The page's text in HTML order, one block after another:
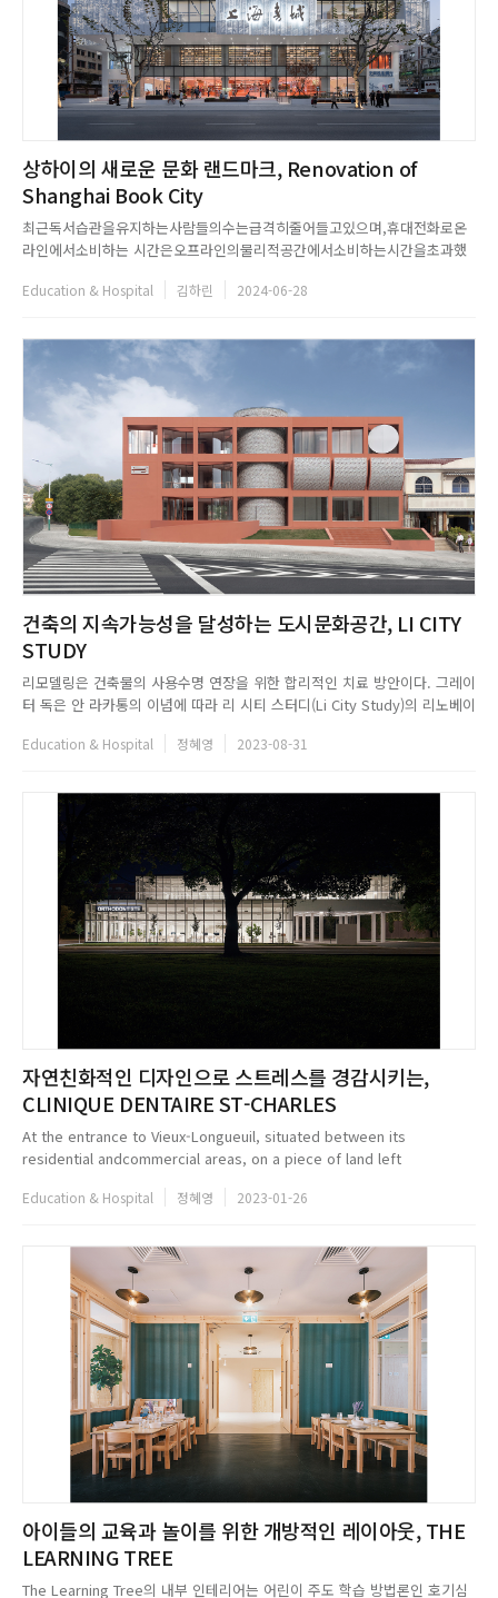
상하이의 새로운 문화 랜드마크, Renovation of
Shanghai Book City
최근독서습관을유지하는사람들의수는급격히줄어들고있으며,휴대전화로온
라인에서소비하는 시간은오프라인의물리적공간에서소비하는시간을초과했
찾을수없는명소가될수있는서점이등장했다.Wutopia LabWEB.
@wut...
Education & Hospital 김하린 2024-06-28
건축의 지속가능성을 달성하는 도시문화공간, LI CITY
STUDY
리모델링은 건축물의 사용수명 연장을 위한 합리적인 치료 방안이다. 그레이
터 독은 안 라카통의 이념에 따라 리 시티 스터디(Li City Study)의 리노베이
골조구조 등을 신중히 고려했다. 건축물의 개보수 과정에서 건축가들은 먼저
Education & Hospital 정혜영 2023-08-31
자연친화적인 디자인으로 스트레스를 경감시키는,
CLINIQUE DENTAIRE ST-CHARLES
At the entrance to Vieux-Longueuil, situated between its
residential andcommercial areas, on a piece of land left
erected a 2,600 square...
Education & Hospital 정혜영 2023-01-26
아이들의 교육과 놀이를 위한 개방적인 레이아웃, THE
LEARNING TREE
The Learning Tree의 내부 인테리어는 어린이 주도 학습 방법론인 호기심